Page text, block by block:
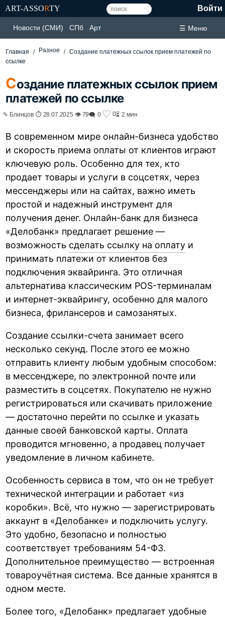
ART-ASSORTY Войти
Новости (СМИ) СПб Арт ☰ Меню
Главная Разное
Создание платежных ссылок прием платежей по
ссылке
Создание платежных ссылок прием
платежей по ссылке
✎ Блинцов ⏱ 28.07.2025 👁 79🗨 0 ♡ 0⏳ 2 мин
В современном мире онлайн-бизнеса удобство
и скорость приема оплаты от клиентов играют
ключевую роль. Особенно для тех, кто
продает товары и услуги в соцсетях, через
мессенджеры или на сайтах, важно иметь
простой и надежный инструмент для
получения денег. Онлайн-банк для бизнеса
«Делобанк» предлагает решение —
возможность сделать ссылку на оплату и
принимать платежи от клиентов без
подключения эквайринга. Это отличная
альтернатива классическим POS-терминалам
и интернет-эквайрингу, особенно для малого
бизнеса, фрилансеров и самозанятых.
Создание ссылки-счета занимает всего
несколько секунд. После этого ее можно
отправить клиенту любым удобным способом:
в мессенджере, по электронной почте или
разместить в соцсетях. Покупателю не нужно
регистрироваться или скачивать приложение
— достаточно перейти по ссылке и указать
данные своей банковской карты. Оплата
проводится мгновенно, а продавец получает
уведомление в личном кабинете.
Особенность сервиса в том, что он не требует
технической интеграции и работает «из
коробки». Всё, что нужно — зарегистрировать
аккаунт в «Делобанке» и подключить услугу.
Это удобно, безопасно и полностью
соответствует требованиям 54-ФЗ.
Дополнительное преимущество — встроенная
товароучётная система. Все данные хранятся в
одном месте.
Более того, «Делобанк» предлагает удобные